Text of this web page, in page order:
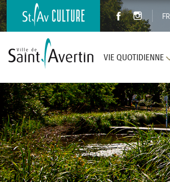
FR
VIE QUOTIDIENNE